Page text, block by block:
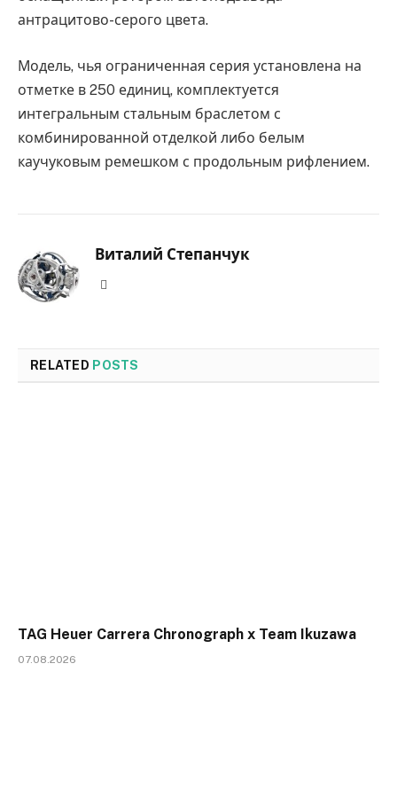
антрацитово-серого цвета.
Модель, чья ограниченная серия установлена на
отметке в 250 единиц, комплектуется
интегральным стальным браслетом с
комбинированной отделкой либо белым
каучуковым ремешком с продольным рифлением.
Виталий Степанчук
RELATED POSTS
TAG Heuer Carrera Chronograph x Team Ikuzawa
07.08.2026